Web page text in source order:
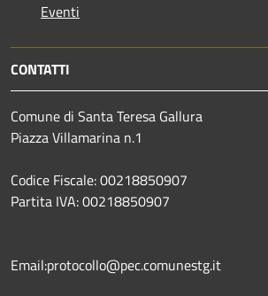
Eventi
CONTATTI
Comune di Santa Teresa Gallura
Piazza Villamarina n.1
Codice Fiscale: 00218850907
Partita IVA: 00218850907
Email:protocollo@pec.comunestg.it